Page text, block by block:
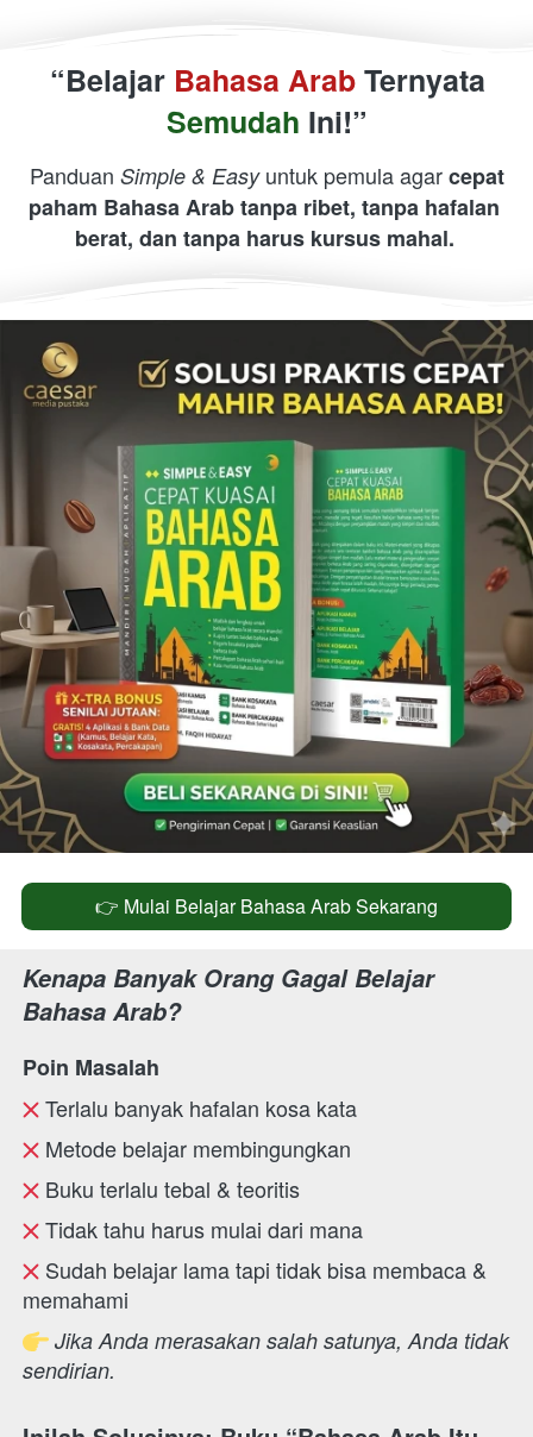
“Belajar Bahasa Arab
Semudah Ini!”
Panduan Simple & Easy untuk pemula agar cepat
paham Bahasa Arab tanpa ribet, tanpa hafalan
berat, dan tanpa harus kursus mahal.
`
👉 Mulai Belajar Bahasa Arab Sekarang
Kenapa Banyak Orang Gagal Belajar
Bahasa Arab?
Poin Masalah
Terlalu banyak hafalan kosa kata
Metode belajar membingungkan
Buku terlalu tebal & teoritis
Tidak tahu harus mulai dari mana
Sudah belajar lama tapi tidak bisa membaca &
memahami
Jika Anda merasakan salah satunya, Anda tidak
sendirian.